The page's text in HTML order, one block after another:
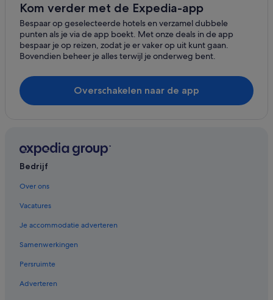
Vakantieparken in Hoofddorp
Nh Hotels in Hoofddorp-centrum
Van der Valk Hotels in Hoofddorp-centrum
Fletcher-Hotels in Hoofddorp-centrum
Carlton Hotel Collection in Hoofddorp-centrum
Fletcher-Hotels in Hoofddorp
Best Western-hotels in Hoofddorp
Easyhotel in Hoofddorp
Van der Valk Hotels in Hoofddorp
Marriott Hotels & Resorts in Hoofddorp
Kom verder met de Expedia-app
Bespaar op geselecteerde hotels en verzamel dubbele
punten als je via de app boekt. Met onze deals in de app
bespaar je op reizen, zodat je er vaker op uit kunt gaan.
Bovendien beheer je alles terwijl je onderweg bent.
Overschakelen naar de app
Bedrijf
Over ons
Vacatures
Je accommodatie adverteren
Samenwerkingen
Persruimte
Adverteren